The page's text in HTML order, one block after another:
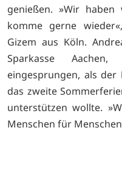
genießen. »Wir
komme gerne
Gizem aus Köln.
Sparkasse
eingesprungen, als der
das zweite
unterstützen wollte.
Menschen für